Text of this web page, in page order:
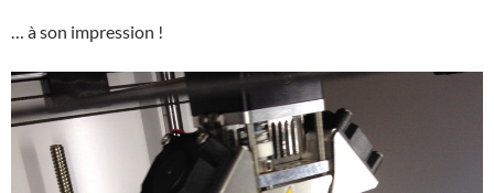
… à son impression !